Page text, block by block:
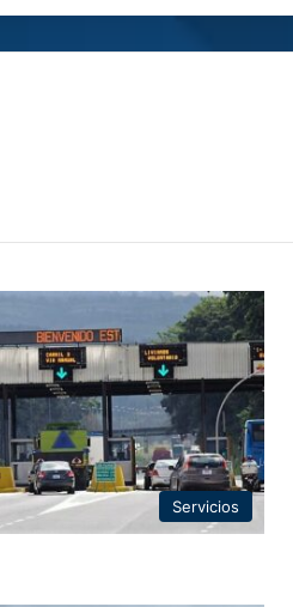
Servicios